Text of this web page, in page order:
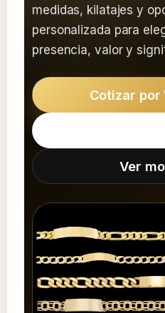
medidas, kilatajes y
personalizada para
presencia, valor y
Cotizar por
Ver